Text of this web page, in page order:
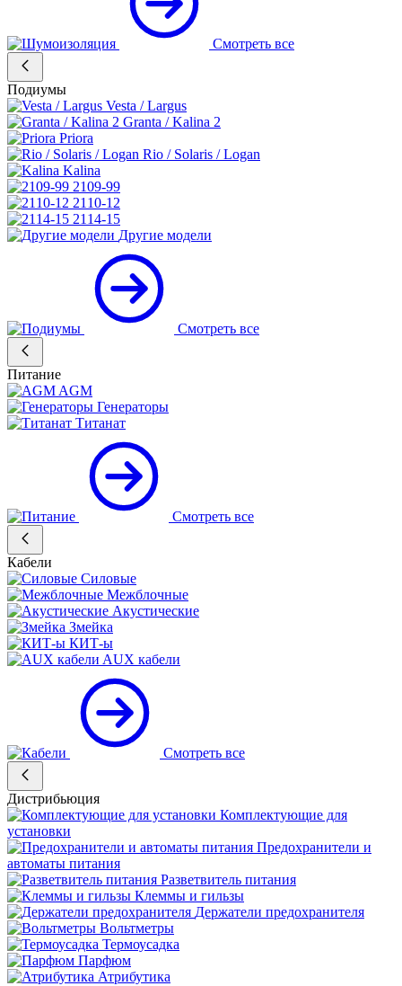
Смотреть все
Подиумы
Vesta / Largus
Granta / Kalina 2
Priora
Rio / Solaris / Logan
Kalina
2109-99
2110-12
2114-15
Другие модели
Смотреть все
Питание
AGM
Генераторы
Титанат
Смотреть все
Кабели
Силовые
Межблочные
Акустические
Змейка
КИТ-ы
AUX кабели
Смотреть все
Дистрибьюция
Комплектующие для
установки
Предохранители и
автоматы питания
Разветвитель питания
Клеммы и гильзы
Держатели предохранителя
Вольтметры
Термоусадка
Парфюм
Атрибутика